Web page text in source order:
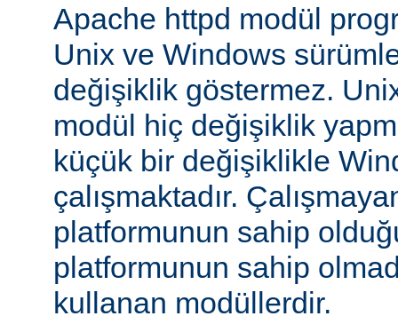
Apache httpd modül
Unix ve Windows
değişiklik göstermez.
modül hiç değişiklik
küçük bir değişiklikle
çalışmaktadır.
platformunun sahip
platformunun sahip
kullanan modüllerdir.